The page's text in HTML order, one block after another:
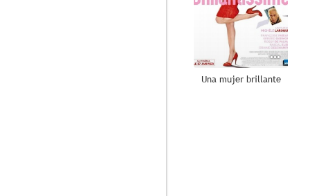
Una mujer brillante